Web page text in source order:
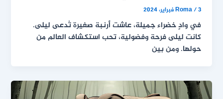
Roma/3 فبراير، 2024
في وادٍ خضراء جميلة، عاشت أرنبة صغيرة تُدعى ليلى.
كانت ليلى فرحة وفضولية، تحب استكشاف العالم من
حولها. ومن بين